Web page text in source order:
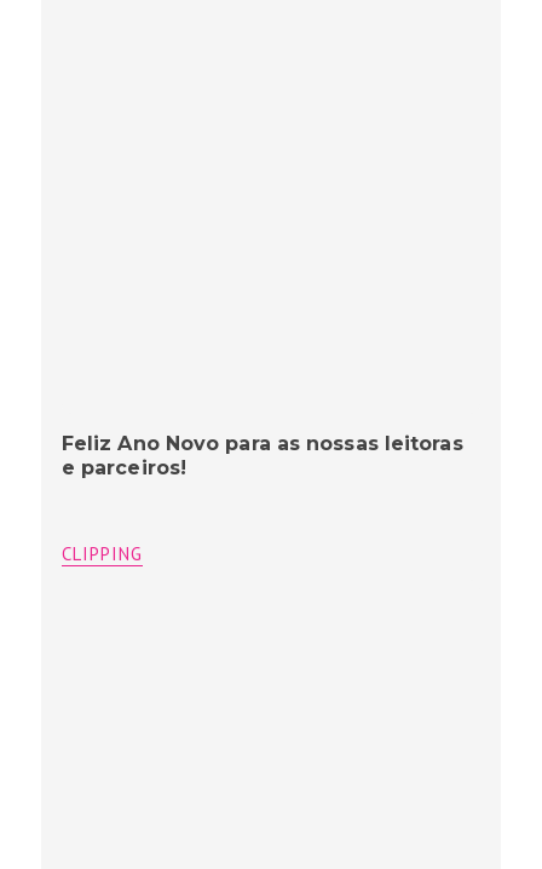
Feliz Ano Novo para as nossas leitoras
e parceiros!
CLIPPING